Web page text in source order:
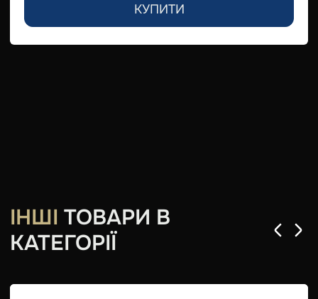
КУПИТИ
ІНШІ ТОВАРИ В
КАТЕГОРІЇ